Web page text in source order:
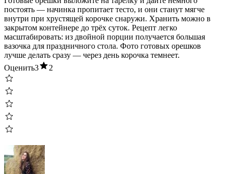
постоять — начинка пропитает тесто, и они станут мягче
внутри при хрустящей корочке снаружи. Хранить можно в
закрытом контейнере до трёх суток. Рецепт легко
масштабировать: из двойной порции получается большая
вазочка для праздничного стола. Фото готовых орешков
лучше делать сразу — через день корочка темнеет.
Оценить3 2